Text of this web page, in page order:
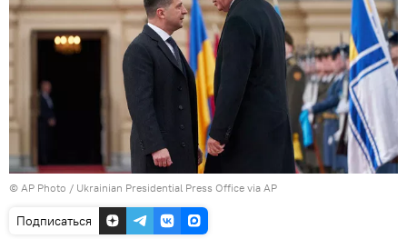
© AP Photo / Ukrainian Presidential Press Office via AP
Подписаться